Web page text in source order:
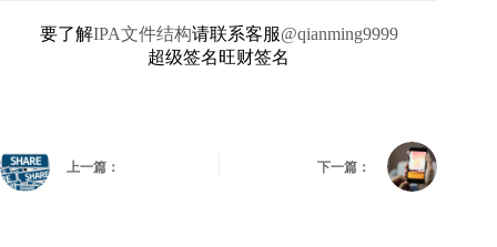
要了解IPA文件结构请联系客服@qianming9999
超级签名旺财签名
上一篇： 下一篇：